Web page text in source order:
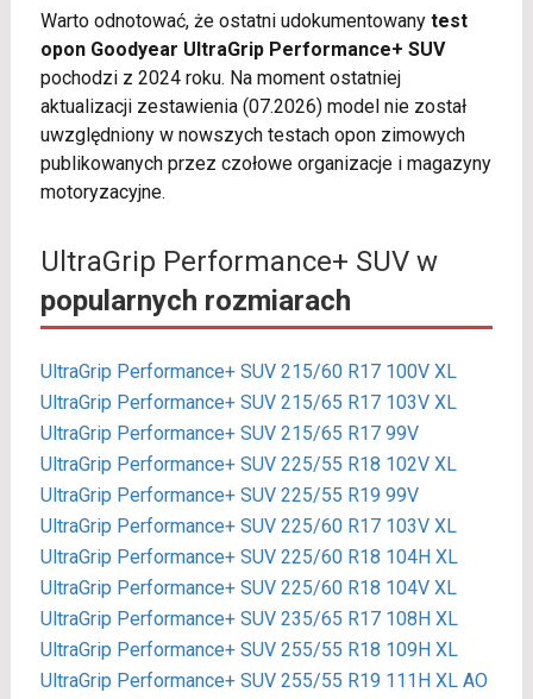
Warto odnotować, że ostatni udokumentowany test
opon Goodyear UltraGrip Performance+ SUV
pochodzi z 2024 roku. Na moment ostatniej
aktualizacji zestawienia (07.2026) model nie został
uwzględniony w nowszych testach opon zimowych
publikowanych przez czołowe organizacje i magazyny
motoryzacyjne.
UltraGrip Performance+ SUV w
popularnych rozmiarach
UltraGrip Performance+ SUV 215/60 R17 100V XL
UltraGrip Performance+ SUV 215/65 R17 103V XL
UltraGrip Performance+ SUV 215/65 R17 99V
UltraGrip Performance+ SUV 225/55 R18 102V XL
UltraGrip Performance+ SUV 225/55 R19 99V
UltraGrip Performance+ SUV 225/60 R17 103V XL
UltraGrip Performance+ SUV 225/60 R18 104H XL
UltraGrip Performance+ SUV 225/60 R18 104V XL
UltraGrip Performance+ SUV 235/65 R17 108H XL
UltraGrip Performance+ SUV 255/55 R18 109H XL
UltraGrip Performance+ SUV 255/55 R19 111H XL AO